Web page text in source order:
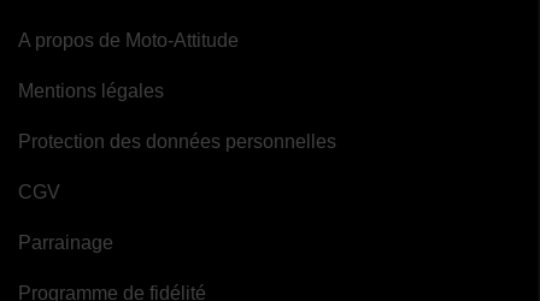
A propos de Moto-Attitude
Mentions légales
Protection des données personnelles
CGV
Parrainage
Programme de fidélité